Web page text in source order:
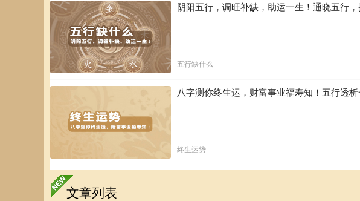
阴阳五行，调旺补缺，助运一生！通晓五行
五行缺什么
八字测你终生运，财富事业福寿知！五行透
终生运势
文章列表